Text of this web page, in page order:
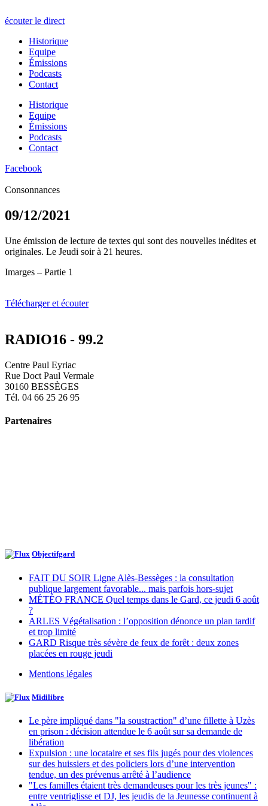
écouter le direct
Historique
Equipe
Émissions
Podcasts
Contact
Historique
Equipe
Émissions
Podcasts
Contact
Facebook
Consonnances
09/12/2021
Une émission de lecture de textes qui sont des nouvelles inédites et
originales. Le Jeudi soir à 21 heures.
Imarges – Partie 1
Télécharger et écouter
RADIO16 - 99.2
Centre Paul Eyriac
Rue Doct Paul Vermale
30160 BESSÈGES
Tél. 04 66 25 26 95
Partenaires
Objectifgard
FAIT DU SOIR Ligne Alès-Bessèges : la consultation
publique largement favorable... mais parfois hors-sujet
MÉTÉO FRANCE Quel temps dans le Gard, ce jeudi 6 août
?
ARLES Végétalisation : l’opposition dénonce un plan tardif
et trop limité
GARD Risque très sévère de feux de forêt : deux zones
placées en rouge jeudi
Mentions légales
Midilibre
Le père impliqué dans "la soustraction" d’une fillette à Uzès
en prison : décision attendue le 6 août sur sa demande de
libération
Expulsion : une locataire et ses fils jugés pour des violences
sur des huissiers et des policiers lors d’une intervention
tendue, un des prévenus arrêté à l’audience
"Les familles étaient très demandeuses pour les très jeunes" :
entre ventriglisse et DJ, les jeudis de la Jeunesse continuent à